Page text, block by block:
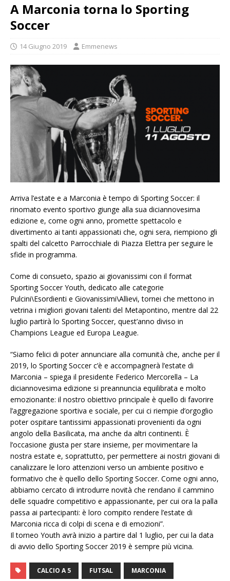
A Marconia torna lo Sporting
Soccer
14 Giugno 2019 Emmenews
Arriva l’estate e a Marconia è tempo di Sporting Soccer: il
rinomato evento sportivo giunge alla sua diciannovesima
edizione e, come ogni anno, promette spettacolo e
divertimento ai tanti appassionati che, ogni sera, riempiono gli
spalti del calcetto Parrocchiale di Piazza Elettra per seguire le
sfide in programma.
Come di consueto, spazio ai giovanissimi con il format
Sporting Soccer Youth, dedicato alle categorie
Pulcini\Esordienti e Giovanissimi\Allievi, tornei che mettono in
vetrina i migliori giovani talenti del Metapontino, mentre dal 22
luglio partirà lo Sporting Soccer, quest’anno diviso in
Champions League ed Europa League.
“Siamo felici di poter annunciare alla comunità che, anche per il
2019, lo Sporting Soccer c’è e accompagnerà l’estate di
Marconia – spiega il presidente Federico Mercorella – La
diciannovesima edizione si preannuncia equilibrata e molto
emozionante: il nostro obiettivo principale è quello di favorire
l’aggregazione sportiva e sociale, per cui ci riempie d’orgoglio
poter ospitare tantissimi appassionati provenienti da ogni
angolo della Basilicata, ma anche da altri continenti. È
l’occasione giusta per stare insieme, per movimentare la
nostra estate e, soprattutto, per permettere ai nostri giovani di
canalizzare le loro attenzioni verso un ambiente positivo e
formativo che è quello dello Sporting Soccer. Come ogni anno,
abbiamo cercato di introdurre novità che rendano il cammino
delle squadre competitivo e appassionante, per cui ora la palla
passa ai partecipanti: è loro compito rendere l’estate di
Marconia ricca di colpi di scena e di emozioni”.
Il torneo Youth avrà inizio a partire dal 1 luglio, per cui la data
di avvio dello Sporting Soccer 2019 è sempre più vicina.
CALCIO A 5 FUTSAL MARCONIA